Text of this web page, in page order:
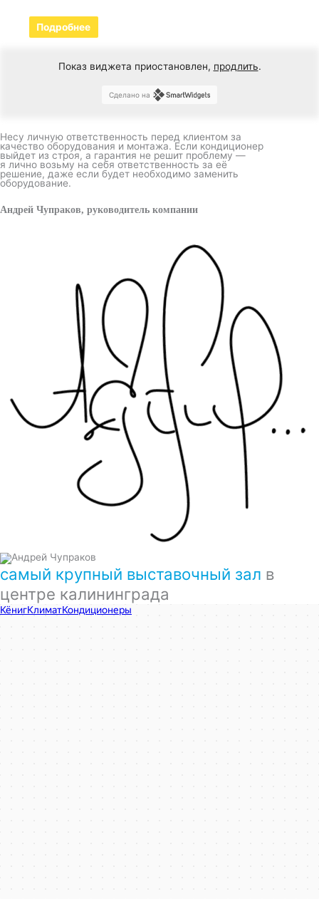
Подробнее
Показ виджета приостановлен, продлить.
Сделано на
Несу личную ответственность перед клиентом за
качество оборудования и монтажа. Если кондиционер
выйдет из строя, а гарантия не решит проблему —
я лично возьму на себя ответственность за её
решение, даже если будет необходимо заменить
оборудование.
Андрей Чупраков, руководитель компании
самый крупный выставочный зал в
центре калининграда
КёнигКлимат
Кондиционеры в Калининграде